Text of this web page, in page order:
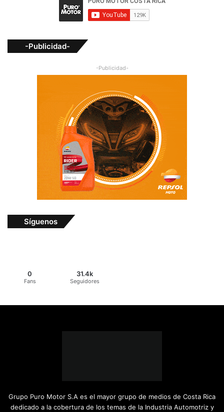
-Publicidad-
-Publicidad-
Síguenos
0
Fans
31.4k
Seguidores
Grupo Puro Motor S.A es el mayor grupo de medios de Costa Rica
dedicado a la cobertura de los temas de la Industria Automotriz y